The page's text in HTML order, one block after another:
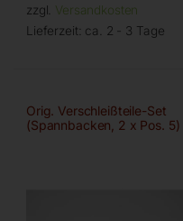
zzgl. Versandkosten
Lieferzeit: ca. 2 - 3 Tage
Orig. Verschleißteile-Set
(Spannbacken, 2 x Pos. 5)